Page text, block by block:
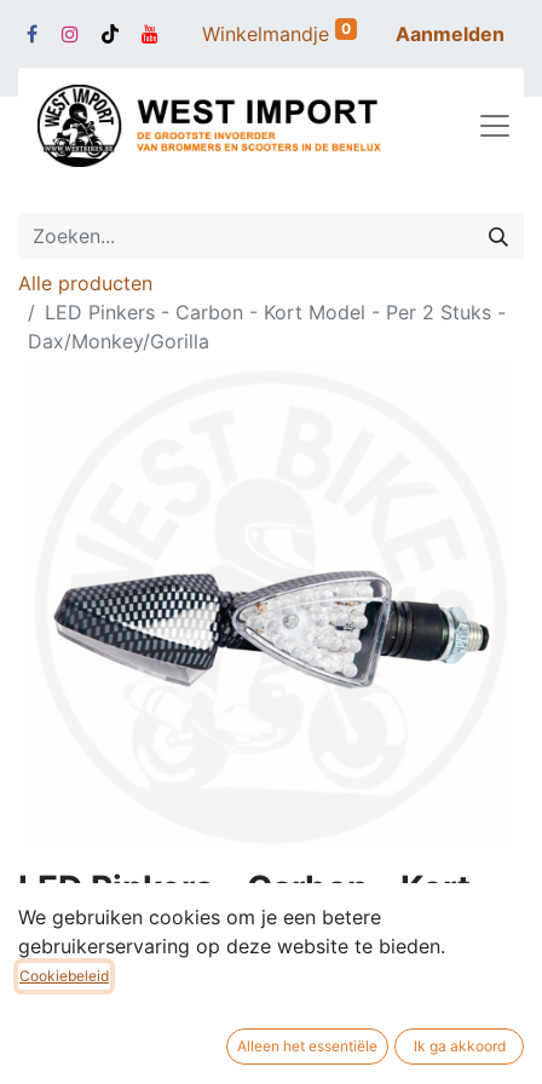
Winkelmandje 0 Aanmelden
Alle producten
LED Pinkers - Carbon - Kort Model - Per 2 Stuks -
Dax/Monkey/Gorilla
LED Pinkers - Carbon - Kort
Model - Per 2 Stuks -
Dax/Monkey/Gorilla
We gebruiken cookies om je een betere
gebruikerservaring op deze website te bieden.
Cookiebeleid
Alleen het essentiële Ik ga akkoord